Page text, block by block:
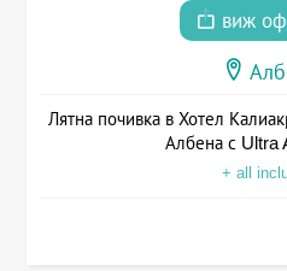
виж
Лятна почивка в Хотел
Албена с Ultra
+ all